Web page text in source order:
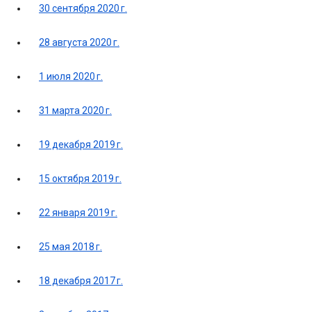
30 сентября 2020 г.
28 августа 2020 г.
1 июля 2020 г.
31 марта 2020 г.
19 декабря 2019 г.
15 октября 2019 г.
22 января 2019 г.
25 мая 2018 г.
18 декабря 2017 г.